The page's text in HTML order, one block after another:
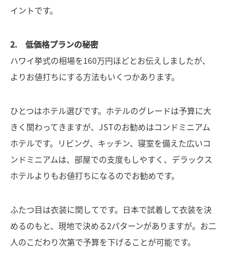
イントです。
2. 低価格プランの秘密
ハワイ挙式の相場を160万円ほどとお伝えしましたが、
よりお値打ちにする方法もいくつかあります。
ひとつはホテル選びです。ホテルのグレードは予算に大
きく関わってきますが、JSTのお勧めはコンドミニアム
ホテルです。リビング、キッチン、寝室を備えた広いコ
ンドミニアムは、部屋での支度もしやすく、デラックス
ホテルよりもお値打ちになるのでお勧めです。
ふたつ目は衣装に関してです。日本で試着して衣装を決
めるのもと、現地で決める2パターンがありますが。お二
人のこだわり次第で予算を下げることが可能です。